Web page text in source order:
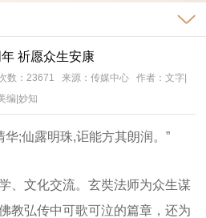
祈愿众生安康
数：23671 来源：传媒中心 作者：文字|
编|妙知
华;仙露明珠,讵能方其朗润。”
、文化交流。玄奘法师为众生谋
教弘传中可歌可泣的篇章，还为